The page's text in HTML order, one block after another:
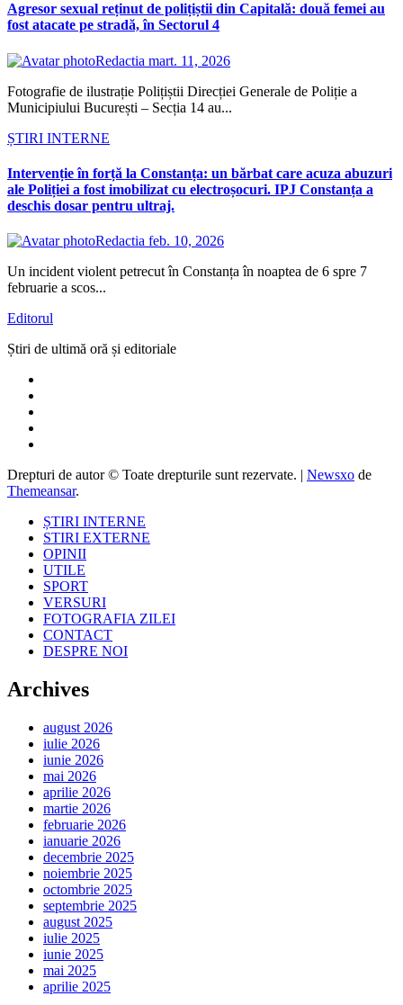
Agresor sexual reținut de polițiștii din Capitală: două femei au
fost atacate pe stradă, în Sectorul 4
Redactia mart. 11, 2026
Fotografie de ilustrație Polițiștii Direcției Generale de Poliție a
Municipiului București – Secția 14 au...
ȘTIRI INTERNE
Intervenție în forță la Constanța: un bărbat care acuza abuzuri
ale Poliției a fost imobilizat cu electroșocuri. IPJ Constanța a
deschis dosar pentru ultraj.
Redactia feb. 10, 2026
Un incident violent petrecut în Constanța în noaptea de 6 spre 7
februarie a scos...
Editorul
Știri de ultimă oră și editoriale
Drepturi de autor © Toate drepturile sunt rezervate. | Newsxo de
Themeansar.
ȘTIRI INTERNE
STIRI EXTERNE
OPINII
UTILE
SPORT
VERSURI
FOTOGRAFIA ZILEI
CONTACT
DESPRE NOI
Archives
august 2026
iulie 2026
iunie 2026
mai 2026
aprilie 2026
martie 2026
februarie 2026
ianuarie 2026
decembrie 2025
noiembrie 2025
octombrie 2025
septembrie 2025
august 2025
iulie 2025
iunie 2025
mai 2025
aprilie 2025